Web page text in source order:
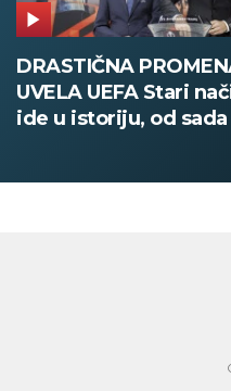
DRASTIČNA
UVELA UEFA Stari
ide u istoriju, od sada